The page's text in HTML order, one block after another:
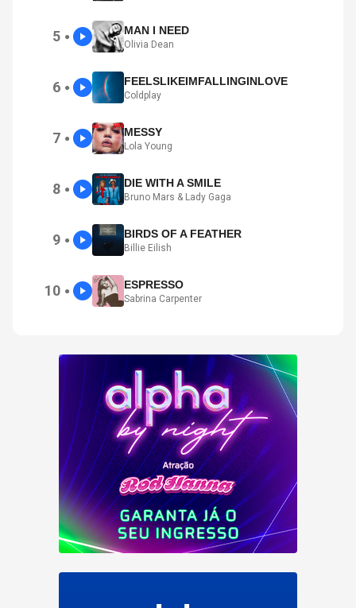
5 ● MAN I NEED
Olivia Dean
6 ● FEELSLIKEIMFALLINGINLOVE
Coldplay
7 ● MESSY
Lola Young
8 ● DIE WITH A SMILE
Bruno Mars & Lady Gaga
9 ● BIRDS OF A FEATHER
Billie Eilish
10 ● ESPRESSO
Sabrina Carpenter